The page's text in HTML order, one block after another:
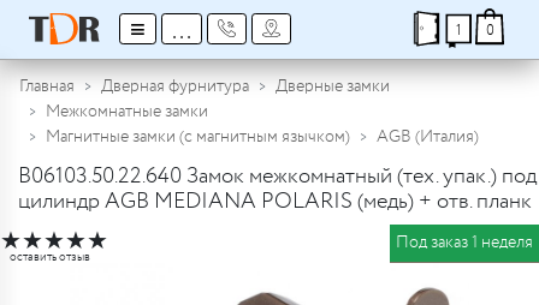
≡ ... 1 0
Главная Дверная фурнитура
Дверные замки
Межкомнатные замки
Магнитные замки (с магнитным язычком)
AGB (Италия)
B06103.50.22.640 Замок межкомнатный (тех. упак.) под
цилиндр AGB MEDIANA POLARIS (медь) + отв. планк
★★★★★
оставить отзыв
Под заказ 1 неделя